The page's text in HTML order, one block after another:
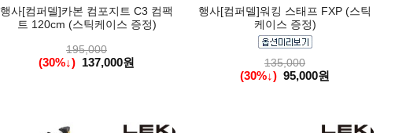
행사[컴퍼델]카본 컴포지트 C3 컴팩
트 120cm (스틱케이스 증정)
195,000
(30%↓) 137,000원
행사[컴퍼델]워킹 스태프 FXP (스틱
케이스 증정)
135,000
(30%↓) 95,000원